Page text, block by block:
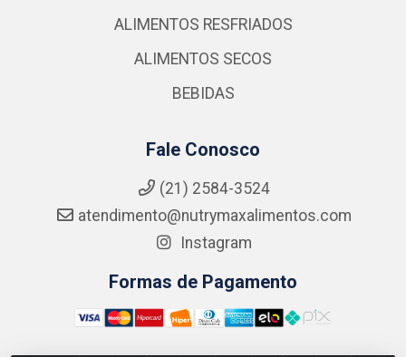
ALIMENTOS RESFRIADOS
ALIMENTOS SECOS
BEBIDAS
Fale Conosco
(21) 2584-3524
atendimento@nutrymaxalimentos.com
Instagram
Formas de Pagamento